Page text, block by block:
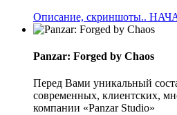
Описание, скриншоты..
Panzar: Forged by Chaos
Перед Вами уникальный
современных, клиентских,
компании «Panzar Studio»